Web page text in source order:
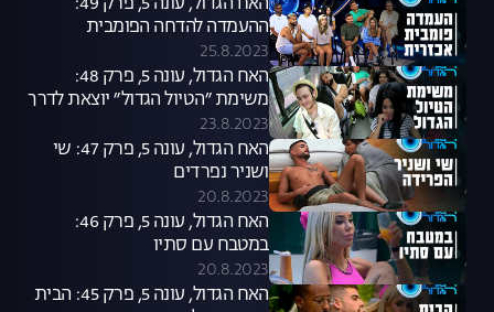
ההעמדה להדחה הפומבית
שפיצלה את הבית
25.8.2023
האח הגדול, עונה 5, פרק 48:
משימת ״הטיול הגדול״ יוצאת לדרך
23.8.2023
האח הגדול, עונה 5, פרק 47: שי
ושניר נפרדים
20.8.2023
האח הגדול, עונה 5, פרק 46:
במטבח עם סתיו
20.8.2023
האח הגדול, עונה 5, פרק 45: הבית